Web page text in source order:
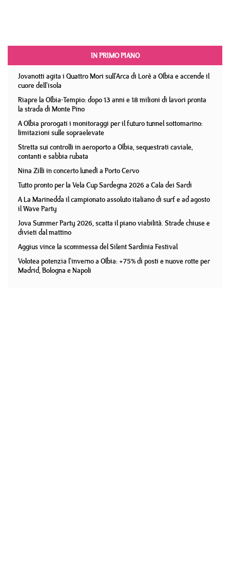
IN PRIMO PIANO
Jovanotti agita i Quattro Mori sull'Arca di Lorè a Olbia e accende il
cuore dell'isola
Riapre la Olbia-Tempio: dopo 13 anni e 18 milioni di lavori pronta
la strada di Monte Pino
A Olbia prorogati i monitoraggi per il futuro tunnel sottomarino:
limitazioni sulle sopraelevate
Stretta sui controlli in aeroporto a Olbia, sequestrati caviale,
contanti e sabbia rubata
Nina Zilli in concerto lunedì a Porto Cervo
Tutto pronto per la Vela Cup Sardegna 2026 a Cala dei Sardi
A La Marinedda il campionato assoluto italiano di surf e ad agosto
il Wave Party
Jova Summer Party 2026, scatta il piano viabilità. Strade chiuse e
divieti dal mattino
Aggius vince la scommessa del Silent Sardinia Festival
Volotea potenzia l'inverno a Olbia: +75% di posti e nuove rotte per
Madrid, Bologna e Napoli